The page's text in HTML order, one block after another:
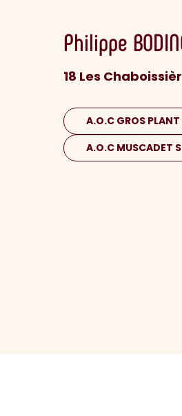
Philippe
18 Les
A.O.C GROS
A.O.C MUSCADET